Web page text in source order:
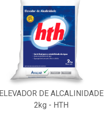
ELEVADOR DE ALCALINIDADE
2kg - HTH